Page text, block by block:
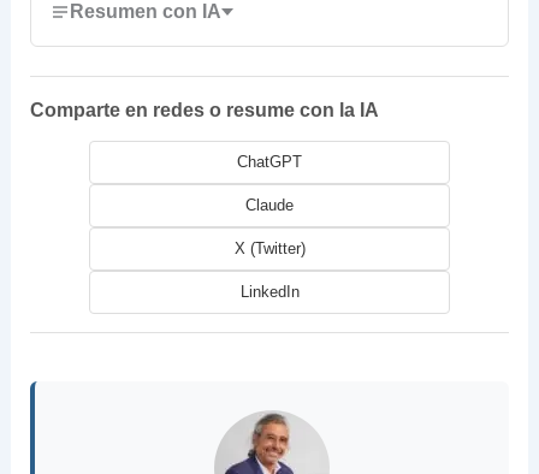
Resumen con IA
Comparte en redes o resume con la IA
ChatGPT
Claude
X (Twitter)
LinkedIn